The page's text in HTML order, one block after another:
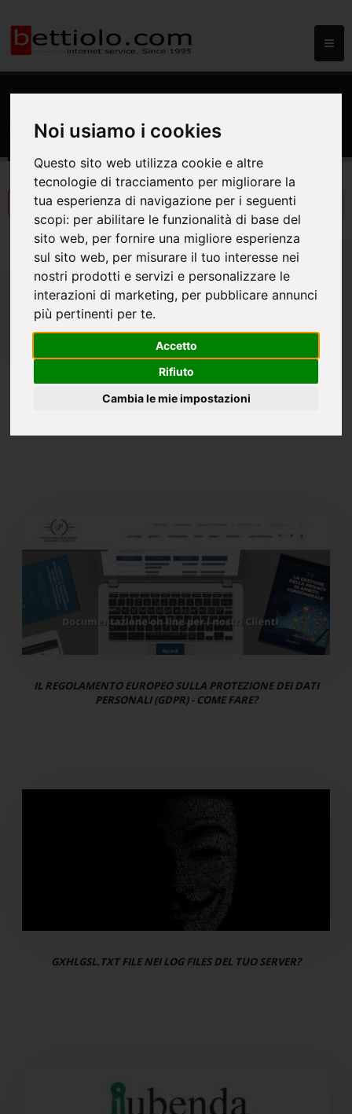
Noi usiamo i cookies
Questo sito web utilizza cookie e altre
tecnologie di tracciamento per migliorare la
tua esperienza di navigazione per i seguenti
scopi: per abilitare le funzionalità di base del
sito web, per fornire una migliore esperienza
sul sito web, per misurare il tuo interesse nei
nostri prodotti e servizi e personalizzare le
interazioni di marketing, per pubblicare annunci
più pertinenti per te.
Accetto
Rifiuto
Cambia le mie impostazioni
News
CREARE LE REGOLE PER LA CONVALIDA DI PASSWORD SICURE
IL REGOLAMENTO EUROPEO SULLA PROTEZIONE DEI DATI
PERSONALI (GDPR) - COME FARE?
GXHLGSL.TXT FILE NEI LOG FILES DEL TUO SERVER?